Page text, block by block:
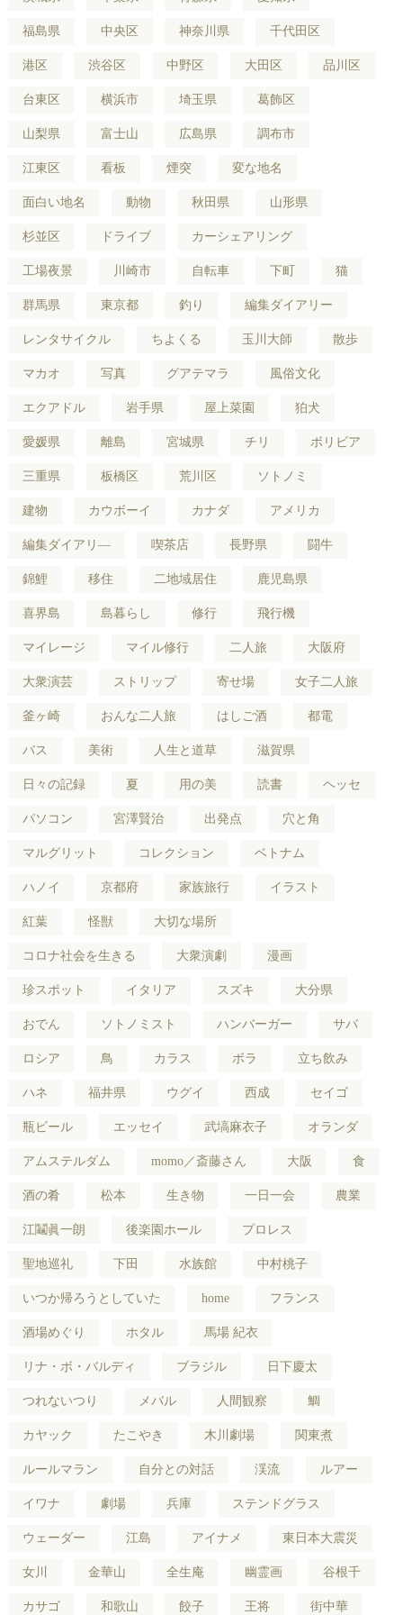
福島県 中央区 神奈川県 千代田区
港区 渋谷区 中野区 大田区 品川区
台東区 横浜市 埼玉県 葛飾区
山梨県 富士山 広島県 調布市
江東区 看板 煙突 変な地名
面白い地名 動物 秋田県 山形県
杉並区 ドライブ カーシェアリング
工場夜景 川崎市 自転車 下町 猫
群馬県 東京都 釣り 編集ダイアリー
レンタサイクル ちよくる 玉川大師 散歩
マカオ 写真 グアテマラ 風俗文化
エクアドル 岩手県 屋上菜園 狛犬
愛媛県 離島 宮城県 チリ ボリビア
三重県 板橋区 荒川区 ソトノミ
建物 カウボーイ カナダ アメリカ
編集ダイアリ― 喫茶店 長野県 闘牛
錦鯉 移住 二地域居住 鹿児島県
喜界島 島暮らし 修行 飛行機
マイレージ マイル修行 二人旅 大阪府
大衆演芸 ストリップ 寄せ場 女子二人旅
釜ヶ崎 おんな二人旅 はしご酒 都電
バス 美術 人生と道草 滋賀県
日々の記録 夏 用の美 読書 ヘッセ
パソコン 宮澤賢治 出発点 穴と角
マルグリット コレクション ベトナム
ハノイ 京都府 家族旅行 イラスト
紅葉 怪獣 大切な場所
コロナ社会を生きる 大衆演劇 漫画
珍スポット イタリア スズキ 大分県
おでん ソトノミスト ハンバーガー サバ
ロシア 鳥 カラス ボラ 立ち飲み
ハネ 福井県 ウグイ 西成 セイゴ
瓶ビール エッセイ 武塙麻衣子 オランダ
アムステルダム momo／斎藤さん 大阪 食
酒の肴 松本 生き物 一日一会 農業
江鬮眞一朗 後楽園ホール プロレス
聖地巡礼 下田 水族館 中村桃子
いつか帰ろうとしていた home フランス
酒場めぐり ホタル 馬場 紀衣
リナ・ボ・バルディ ブラジル 日下慶太
つれないつり メバル 人間観察 鯛
カヤック たこやき 木川劇場 関東煮
ルールマラン 自分との対話 渓流 ルアー
イワナ 劇場 兵庫 ステンドグラス
ウェーダー 江島 アイナメ 東日本大震災
女川 金華山 全生庵 幽霊画 谷根千
カサゴ 和歌山 餃子 王将 街中華